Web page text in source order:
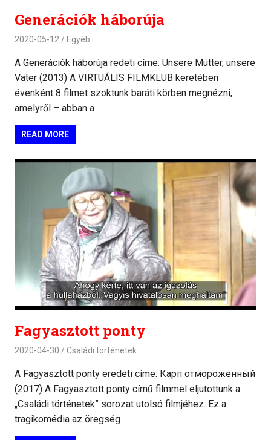
Generációk háborúja
2020-05-12 Egyéb
A Generációk háborúja redeti címe: Unsere Mütter, unsere
Väter (2013) A VIRTUÁLIS FILMKLUB keretében
évenként 8 filmet szoktunk baráti körben megnézni,
amelyről – abban a
READ MORE
Fagyasztott ponty
2020-04-30 Családi történetek
A Fagyasztott ponty eredeti címe: Карп отмороженный
(2017) A Fagyasztott ponty című filmmel eljutottunk a
„Családi történetek” sorozat utolsó filmjéhez. Ez a
tragikomédia az öregség